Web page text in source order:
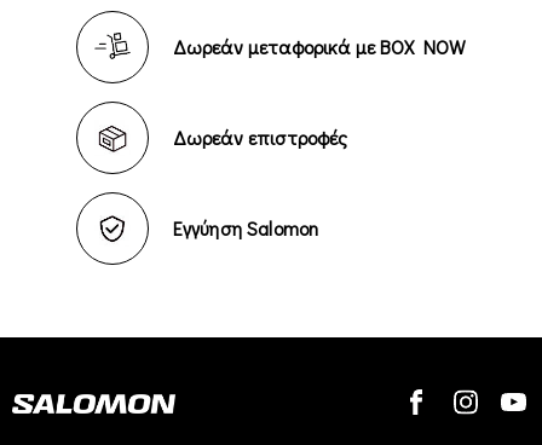
Δωρεάν μεταφορικά με BOX NOW
Δωρεάν επιστροφές
Εγγύηση Salomon